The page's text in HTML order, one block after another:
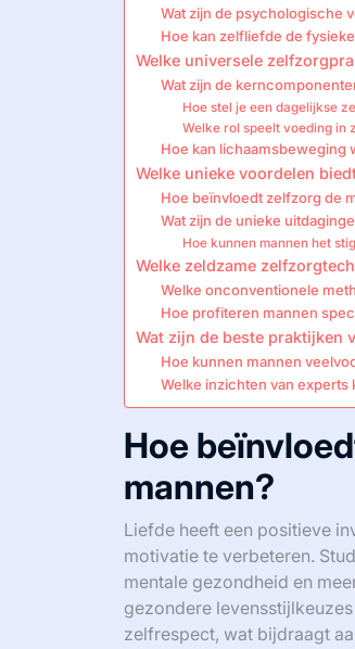
Wat zijn de psychologische
Hoe kan zelfliefde de
Welke universele
Wat zijn de
Hoe stel je een dagelijkse
Welke rol speelt voeding in
Hoe kan
Welke unieke voordelen
Hoe beïnvloedt zelfzorg de
Wat zijn de unieke
Hoe kunnen mannen het
Welke zeldzame
Welke onconventionele
Hoe profiteren mannen
Wat zijn de beste praktijken
Hoe kunnen mannen
Welke inzichten van
Hoe
mannen?
Liefde heeft een positieve
motivatie te verbeteren.
mentale gezondheid en
gezondere
zelfrespect, wat bijdraagt